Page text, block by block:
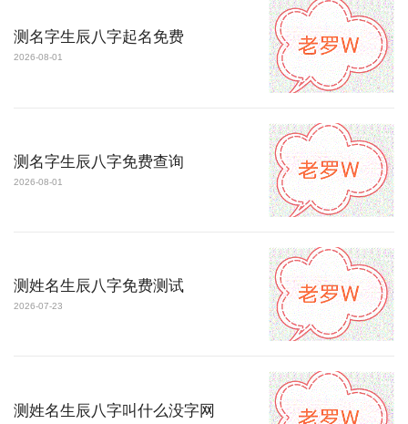
测名字生辰八字起名免费
2026-08-01
测名字生辰八字免费查询
2026-08-01
测姓名生辰八字免费测试
2026-07-23
测姓名生辰八字叫什么没字网